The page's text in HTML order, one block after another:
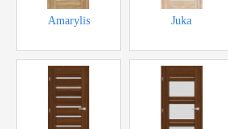
Amarylis Juka